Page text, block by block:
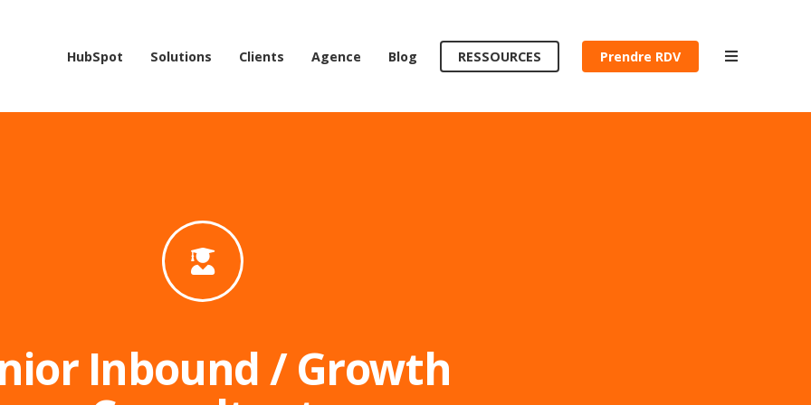
HubSpot Solutions Clients Agence Blog RESSOURCES Prendre RDV
GROWTH AUDIT CONTACT
Inbound / Growth